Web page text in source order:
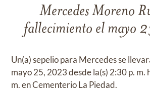
Mercedes Moreno
fallecimiento el mayo
Un(a) sepelio para Mercedes se
mayo 25, 2023 desde la(s) 2:30 p. m.
m. en Cementerio La Piedad.